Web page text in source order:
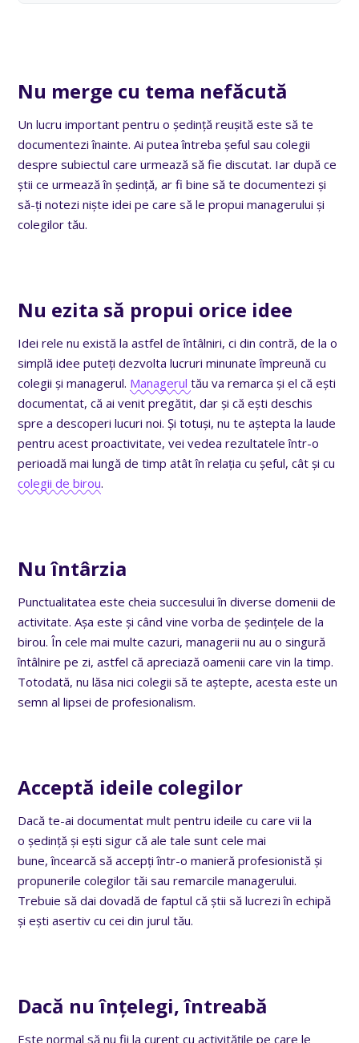
Nu merge cu tema nefăcută
Un lucru important pentru o ședință reușită este să te
documentezi înainte. Ai putea întreba șeful sau colegii
despre subiectul care urmează să fie discutat. Iar după ce
știi ce urmează în ședință, ar fi bine să te documentezi și
să-ți notezi niște idei pe care să le propui managerului și
colegilor tău.
Nu ezita să propui orice idee
Idei rele nu există la astfel de întâlniri, ci din contră, de la o
simplă idee puteți dezvolta lucruri minunate împreună cu
colegii și managerul. Managerultău va remarca și el că ești
documentat, că ai venit pregătit, dar și că ești deschis
spre a descoperi lucuri noi. Și totuși, nu te aștepta la laude
pentru acest proactivitate, vei vedea rezultatele într-o
perioadă mai lungă de timp atât în relația cu șeful, cât și cu
colegii de birou.
Nu întârzia
Punctualitatea este cheia succesului în diverse domenii de
activitate. Așa este și când vine vorba de ședințele de la
birou. În cele mai multe cazuri, managerii nu au o singură
întâlnire pe zi, astfel că apreciază oamenii care vin la timp.
Totodată, nu lăsa nici colegii să te aștepte, acesta este un
semn al lipsei de profesionalism.
Acceptă ideile colegilor
Dacă te-ai documentat mult pentru ideile cu care vii la
o ședință și ești sigur că ale tale sunt cele mai
bune, încearcă să accepți într-o manieră profesionistă și
propunerile colegilor tăi sau remarcile managerului.
Trebuie să dai dovadă de faptul că știi să lucrezi în echipă
și ești asertiv cu cei din jurul tău.
Dacă nu înțelegi, întreabă
Este normal să nu fii la curent cu activitățile pe care le